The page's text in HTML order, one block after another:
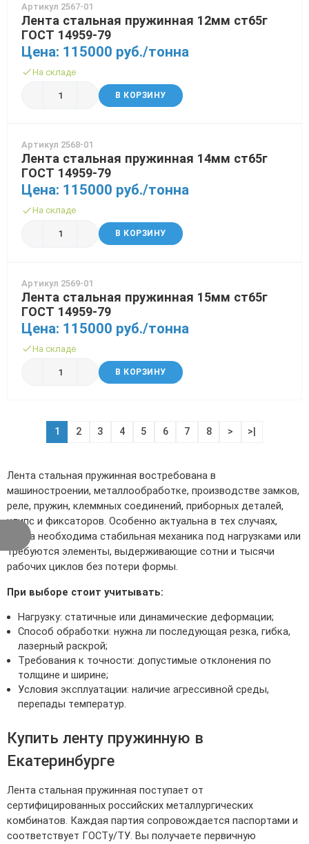
Артикул 2567-01
Лента стальная пружинная 12мм ст65г
ГОСТ 14959-79
Цена: 115000 руб./тонна
На складе
В КОРЗИНУ
Артикул 2568-01
Лента стальная пружинная 14мм ст65г
ГОСТ 14959-79
Цена: 115000 руб./тонна
На складе
В КОРЗИНУ
Артикул 2569-01
Лента стальная пружинная 15мм ст65г
ГОСТ 14959-79
Цена: 115000 руб./тонна
На складе
В КОРЗИНУ
1 2 3 4 5 6 7 8 > >|
Лента стальная пружинная востребована в
машиностроении, металлообработке, производстве замков,
реле, пружин, клеммных соединений, приборных деталей,
клипс и фиксаторов. Особенно актуальна в тех случаях,
когда необходима стабильная механика под нагрузками или
требуются элементы, выдерживающие сотни и тысячи
рабочих циклов без потери формы.
При выборе стоит учитывать:
Нагрузку: статичные или динамические деформации;
Способ обработки: нужна ли последующая резка, гибка,
лазерный раскрой;
Требования к точности: допустимые отклонения по
толщине и ширине;
Условия эксплуатации: наличие агрессивной среды,
перепады температур.
Купить ленту пружинную в
Екатеринбурге
Лента стальная пружинная поступает от
сертифицированных российских металлургических
комбинатов. Каждая партия сопровождается паспортами и
соответствует ГОСТу/ТУ. Вы получаете первичную